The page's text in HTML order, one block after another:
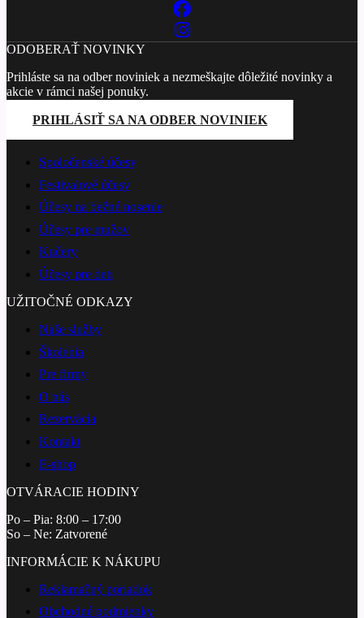
ODOBERAŤ NOVINKY
Prihláste sa na odber noviniek a nezmeškajte dôležité novinky a
akcie v rámci našej ponuky.
PRIHLÁSIŤ SA NA ODBER NOVINIEK
Spoločenské účesy
Festivalové účesy
Účesy na bežné nosenie
Účesy pre mužov
Kučery
Účesy pre deti
UŽITOČNÉ ODKAZY
Naše služby
Školenia
Pre firmy
O nás
Rezervácia
Kontakt
E-shop
OTVÁRACIE HODINY
Po – Pia: 8:00 – 17:00
So – Ne: Zatvorené
INFORMÁCIE K NÁKUPU
Reklamačný poriadok
Obchodné podmienky